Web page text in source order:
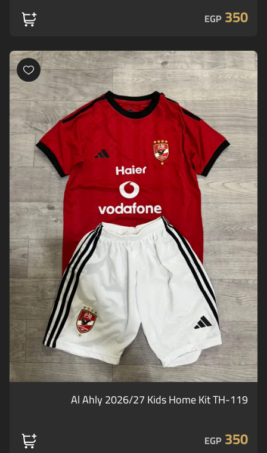
350
EGP
Al Ahly 2026/27 Kids Home Kit TH-119
350
EGP